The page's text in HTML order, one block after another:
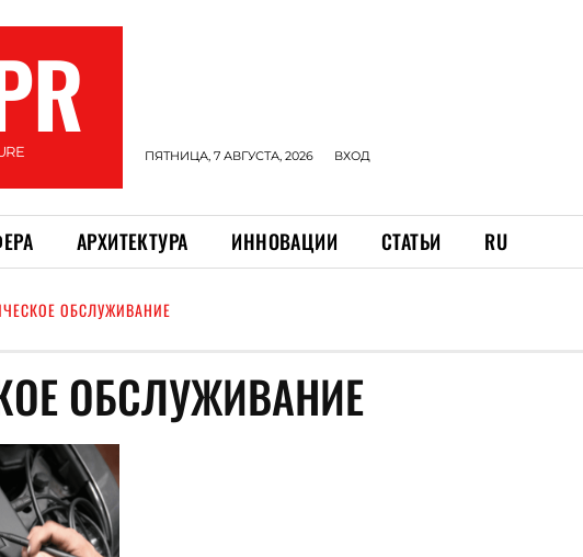
ПЯТНИЦА, 7 АВГУСТА, 2026 ВХОД
АРХИТЕКТУРА ИННОВАЦИИ СТАТЬИ RU
ОБСЛУЖИВАНИЕ
ОБСЛУЖИВАНИЕ